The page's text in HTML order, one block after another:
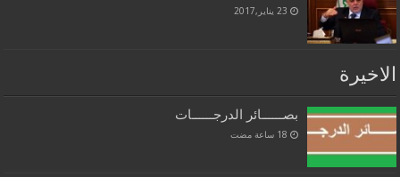
23 يناير,2017
الاخيرة
بصــــــائر الدرجــــــات